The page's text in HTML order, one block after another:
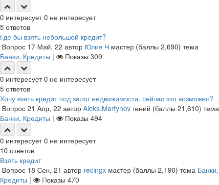
0 интересует 0 не интересует
5 ответов
Где бы взять небольшой кредит?
Вопрос 17 Май, 22 автор Юлия Ч мастер (баллы 2,690) тема
Банки, Кредиты | Показы 309
0 интересует 0 не интересует
5 ответов
Хочу взять кредит под залог недвижимости. сейчас это возможно?
Вопрос 21 Апр, 22 автор Aleks.Martynov гений (баллы 21,610) тема
Банки, Кредиты | Показы 494
0 интересует 0 не интересует
10 ответов
Взять кредит
Вопрос 18 Сен, 21 автор recingx мастер (баллы 2,190) тема Банки,
Кредиты | Показы 470